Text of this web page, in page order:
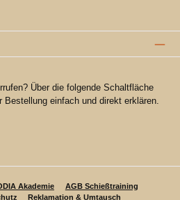
Über die folgende Schaltfläche
Bestellung einfach und direkt erklären.
Akademie
AGB Schießtraining
Reklamation & Umtausch